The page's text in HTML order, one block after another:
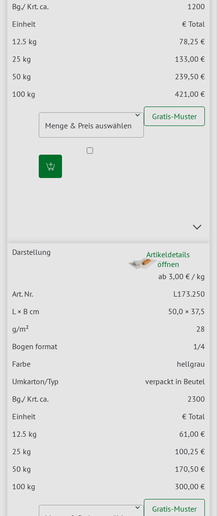
1200
€ Total
78,25 €
133,00 €
239,50 €
421,00 €
Gratis-Muster
Artikeldetails
öffnen
ab 3,00 € / kg
L173.250
50,0 × 37,5
28
1/4
hellgrau
verpackt in Beutel
2300
€ Total
61,00 €
100,25 €
170,50 €
300,00 €
Gratis-Muster